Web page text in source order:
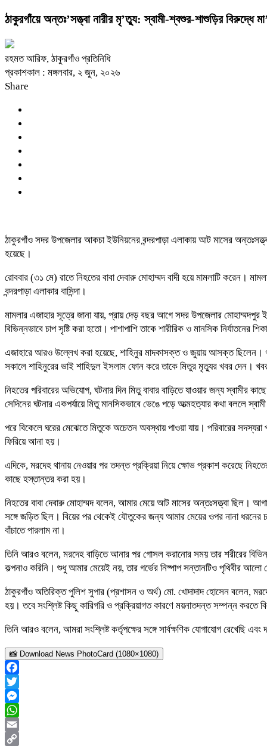
ঠাকুরগাঁয়ে অন্তঃ’সত্ত্বা নারীর মৃ’ত্যু: স্বামী-শ্বশুর-শাশুড়ির বিরুদ্ধে
রহমত আরিফ, ঠাকুরগাঁও প্রতিনিধি
প্রকাশকাল : মঙ্গলবার, ২ জুন, ২০২৬
Share
ঠাকুরগাঁও সদর উপজেলার আকচা ইউনিয়নের বন্দরপাড়া এলাকায় আট মাসের
হয়েছে।
রোববার (৩১ মে) রাতে নিহতের বাবা দেবারু মোহাম্মদ বাদী হয়ে মামলাটি করেন।
বন্দরপাড়া এলাকার বাসিন্দা।
মামলার এজাহার সূত্রে জানা যায়, প্রায় দেড় বছর আগে সদর উপজেলার মোহাম্মদপুর
বিভিন্নভাবে চাপ সৃষ্টি করা হতো। পাশাপাশি তাকে শারীরিক ও মানসিক
এজাহারে আরও উল্লেখ করা হয়েছে, শাহিনুর মাদকাসক্ত ও জুয়ায় আসক্ত ছিলেন।
সকালে শাহিনুরের ভাই শাহিদুল ইসলাম ফোন করে তাকে মিতুর মৃত্যুর খবর দেন। খবর
নিহতের পরিবারের অভিযোগ, ঘটনার দিন মিতু বাবার বাড়িতে যাওয়ার জন্য স্বামীর
সেদিনের ঘটনার একপর্যায়ে মিতু মানসিকভাবে ভেঙে পড়ে আত্মহত্যার কথা বললে
পরে বিকেলে ঘরের মেঝেতে মিতুকে অচেতন অবস্থায় পাওয়া যায়। পরিবারের
ফিরিয়ে আনা হয়।
এদিকে, মরদেহ থানায় নেওয়ার পর তদন্ত প্রক্রিয়া নিয়ে ক্ষোভ প্রকাশ করেছে
কাছে হস্তান্তর করা হয়।
নিহতের বাবা দেবারু মোহাম্মদ বলেন, আমার মেয়ে আট মাসের অন্তঃসত্ত্বা ছিল।
সঙ্গে জড়িত ছিল। বিয়ের পর থেকেই যৌতুকের জন্য আমার মেয়ের ওপর নানা ধরনের
বাঁচাতে পারলাম না।
তিনি আরও বলেন, মরদেহ বাড়িতে আনার পর গোসল করানোর সময় তার শরীরের
কল্পনাও করিনি। শুধু আমার মেয়েই নয়, তার গর্ভের নিষ্পাপ সন্তানটিও পৃথিবীর
ঠাকুরগাঁও অতিরিক্ত পুলিশ সুপার (প্রশাসন ও অর্থ) মো. খোদাদাদ হোসেন বলেন,
হয়। তবে সংশ্লিষ্ট কিছু কারিগরি ও প্রক্রিয়াগত কারণে ময়নাতদন্ত সম্পন্ন করতে
তিনি আরও বলেন, আমরা সংশ্লিষ্ট কর্তৃপক্ষের সঙ্গে সার্বক্ষণিক যোগাযোগ
📸 Download News PhotoCard (1080×1080)
Facebook
Twitter
Messenger
WhatsApp
Email